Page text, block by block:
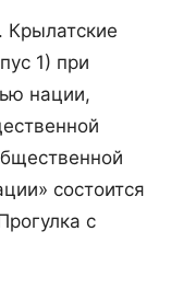
1) при
нации,
состоится
с